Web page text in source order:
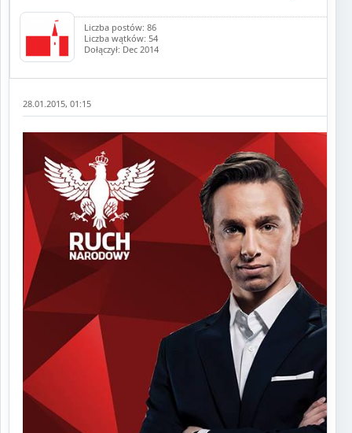
Liczba postów: 86
Liczba wątków: 54
Dołączył: Dec 2014
28.01.2015, 01:15